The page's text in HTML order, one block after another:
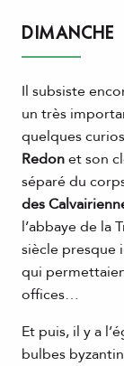
DIMANCHE
Il subsiste
un très
quelques
Redonet son
séparé du
des
l’abbaye de la
siècle presque
qui
offices…
Et puis, il y a
bulbes